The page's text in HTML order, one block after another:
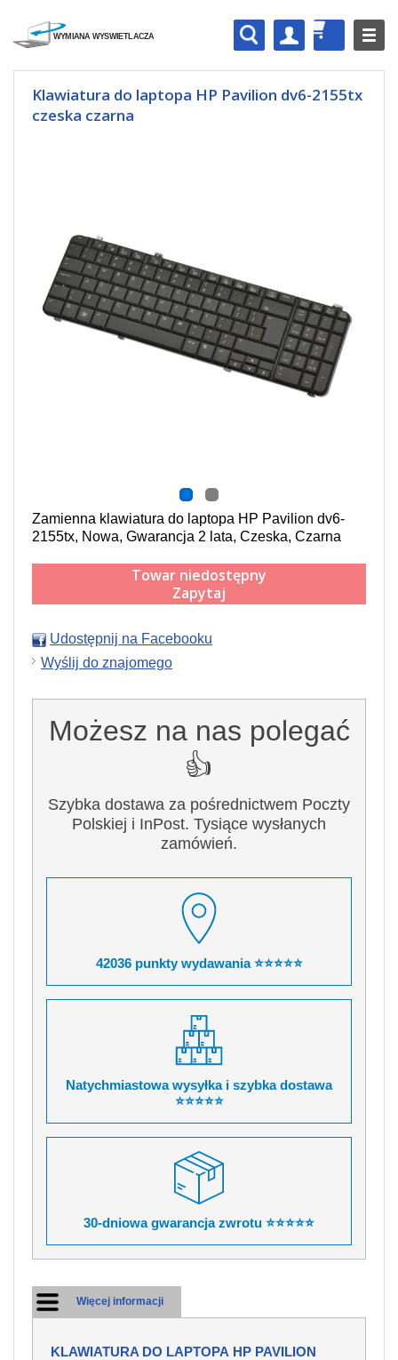
Klawiatura do laptopa HP Pavilion dv6-2155tx
czeska czarna
Zamienna klawiatura do laptopa HP Pavilion dv6-
2155tx, Nowa, Gwarancja 2 lata, Czeska, Czarna
Towar niedostępny
Zapytaj
Udostępnij na Facebooku
Wyślij do znajomego
Możesz na nas polegać
👍
Szybka dostawa za pośrednictwem Poczty
Polskiej i InPost. Tysiące wysłanych
zamówień.
42036 punkty wydawania ⭐⭐⭐⭐⭐
Natychmiastowa wysyłka i szybka dostawa
⭐⭐⭐⭐⭐
30-dniowa gwarancja zwrotu ⭐⭐⭐⭐⭐
Więcej informacji
KLAWIATURA DO LAPTOPA HP PAVILION